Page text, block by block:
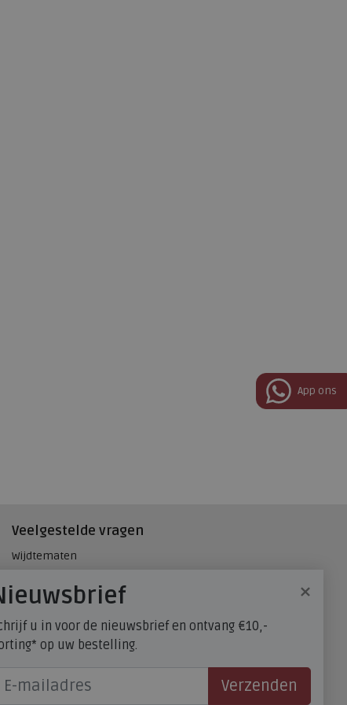
Veelgestelde vragen
Wijdtematen
Maatadvies, wat is mijn
schoenmaat?
FitFlop - maatadvies
App ons
×
u in voor de nieuwsbrief en ontvang €10,-
op uw bestelling.
Verzenden